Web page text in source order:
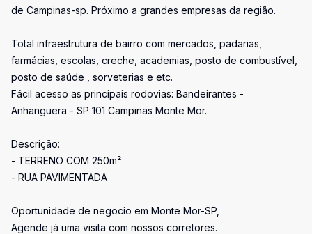
de Campinas-sp. Próximo a grandes empresas da região.
Total infraestrutura de bairro com mercados, padarias,
farmácias, escolas, creche, academias, posto de combustível,
posto de saúde , sorveterias e etc.
Fácil acesso as principais rodovias: Bandeirantes -
Anhanguera - SP 101 Campinas Monte Mor.
Descrição:
- TERRENO COM 250m²
- RUA PAVIMENTADA
Oportunidade de negocio em Monte Mor-SP,
Agende já uma visita com nossos corretores.